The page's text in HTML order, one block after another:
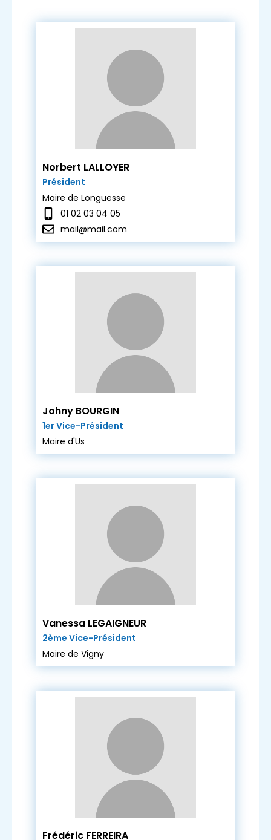
Norbert LALLOYER
Président
Maire de Longuesse
01 02 03 04 05
mail@mail.com
Johny BOURGIN
1er Vice-Président
Maire d'Us
Vanessa LEGAIGNEUR
2ème Vice-Président
Maire de Vigny
Frédéric FERREIRA